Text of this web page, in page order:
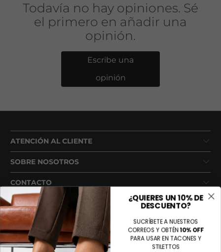
Todavía no hay opiniones. Sé
el primero en añadir una
opinión.
Escribe una
opinión
ATENCIÓN AL CLIENTE
SOBRE NOSOTROS
CONTACTO
¿QUIERES UN 10% DE
DESCUENTO?
SUCRÍBETE A NUESTROS
CORREOS Y OBTÉN10% OFF
PARA USAR EN TACONES Y
STILETTOS